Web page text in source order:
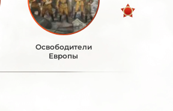
Освободители
Европы